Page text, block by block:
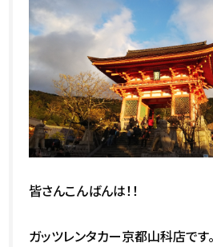
皆さんこんばんは！！
ガッツレンタカー京都山科店です。